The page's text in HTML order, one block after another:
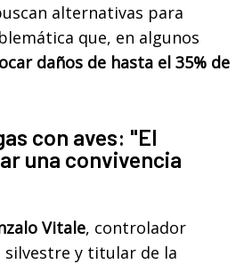
alternativas para
que, en algunos
daños de hasta el 35% de
con aves: "El
una convivencia
Vitale, controlador
silvestre y titular de la